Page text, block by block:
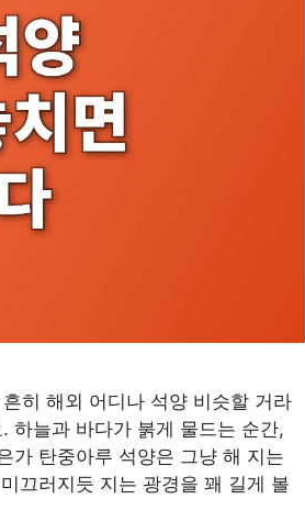
히 해외 어디나 석양 비슷할 거라
하늘과 바다가 붉게 물드는 순간,
가 탄중아루 석양은 그냥 해 지는
끄러지듯 지는 광경을 꽤 길게 볼